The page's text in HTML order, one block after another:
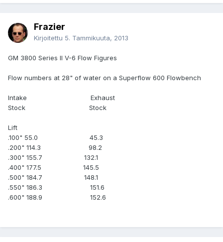
Frazier
Kirjoitettu 5. Tammikuuta, 2013
GM 3800 Series II V-6 Flow Figures
Flow numbers at 28" of water on a Superflow 600 Flowbench
Intake Exhaust
Stock Stock
Lift
.100" 55.0 45.3
.200" 114.3 98.2
.300" 155.7 132.1
.400" 177.5 145.5
.500" 184.7 148.1
.550" 186.3 151.6
.600" 188.9 152.6